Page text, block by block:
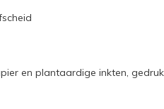
en plantaardige inkten,